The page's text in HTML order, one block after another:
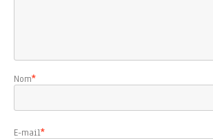
Nom*
E-mail*